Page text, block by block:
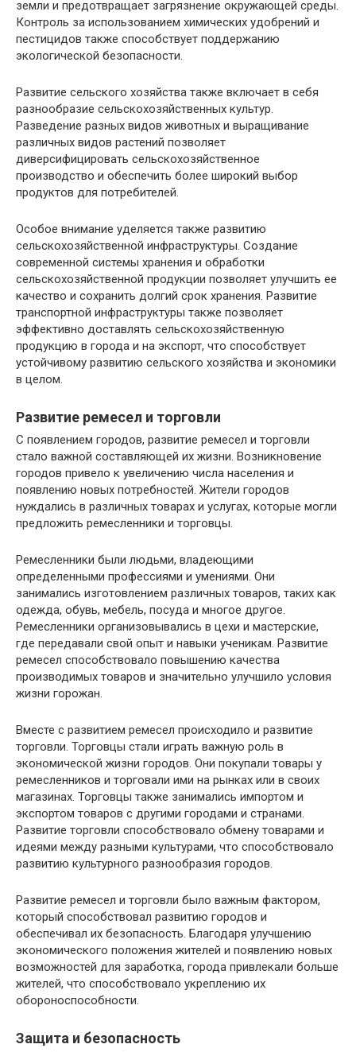
земли и предотвращает загрязнение окружающей среды.
Контроль за использованием химических удобрений и
пестицидов также способствует поддержанию
экологической безопасности.
Развитие сельского хозяйства также включает в себя
разнообразие сельскохозяйственных культур.
Разведение разных видов животных и выращивание
различных видов растений позволяет
диверсифицировать сельскохозяйственное
производство и обеспечить более широкий выбор
продуктов для потребителей.
Особое внимание уделяется также развитию
сельскохозяйственной инфраструктуры. Создание
современной системы хранения и обработки
сельскохозяйственной продукции позволяет улучшить ее
качество и сохранить долгий срок хранения. Развитие
транспортной инфраструктуры также позволяет
эффективно доставлять сельскохозяйственную
продукцию в города и на экспорт, что способствует
устойчивому развитию сельского хозяйства и экономики
в целом.
Развитие ремесел и торговли
С появлением городов, развитие ремесел и торговли
стало важной составляющей их жизни. Возникновение
городов привело к увеличению числа населения и
появлению новых потребностей. Жители городов
нуждались в различных товарах и услугах, которые могли
предложить ремесленники и торговцы.
Ремесленники были людьми, владеющими
определенными профессиями и умениями. Они
занимались изготовлением различных товаров, таких как
одежда, обувь, мебель, посуда и многое другое.
Ремесленники организовывались в цехи и мастерские,
где передавали свой опыт и навыки ученикам. Развитие
ремесел способствовало повышению качества
производимых товаров и значительно улучшило условия
жизни горожан.
Вместе с развитием ремесел происходило и развитие
торговли. Торговцы стали играть важную роль в
экономической жизни городов. Они покупали товары у
ремесленников и торговали ими на рынках или в своих
магазинах. Торговцы также занимались импортом и
экспортом товаров с другими городами и странами.
Развитие торговли способствовало обмену товарами и
идеями между разными культурами, что способствовало
развитию культурного разнообразия городов.
Развитие ремесел и торговли было важным фактором,
который способствовал развитию городов и
обеспечивал их безопасность. Благодаря улучшению
экономического положения жителей и появлению новых
возможностей для заработка, города привлекали больше
жителей, что способствовало укреплению их
обороноспособности.
Защита и безопасность